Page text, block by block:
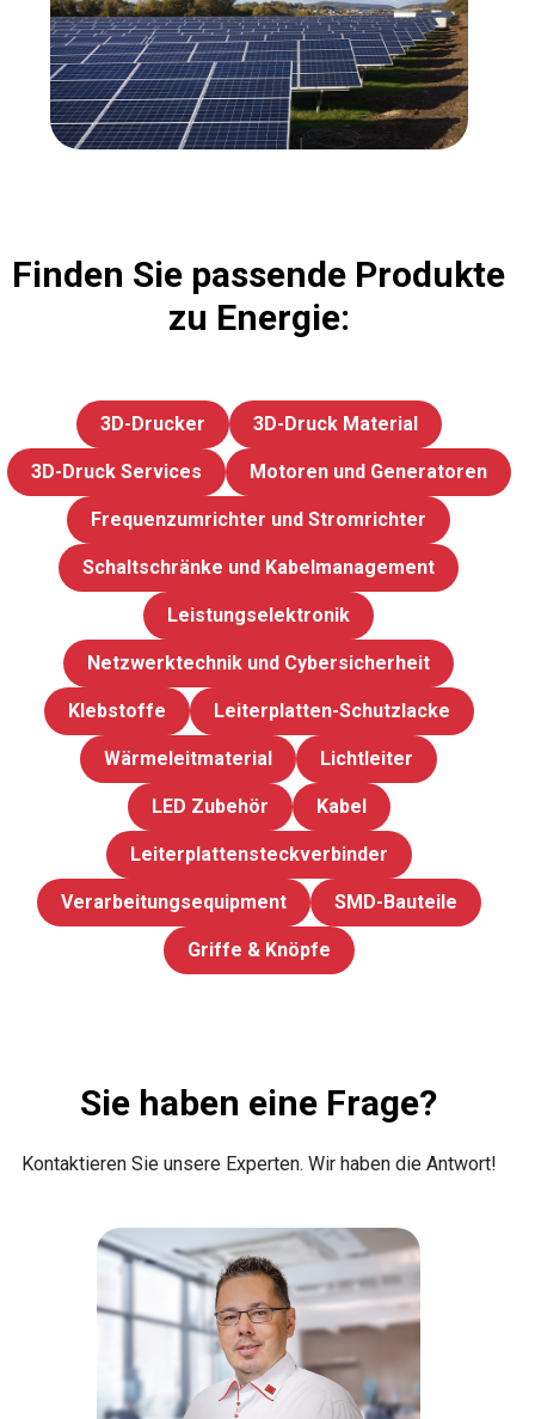
Finden Sie passende Produkte
zu Energie:
3D-Drucker 3D-Druck Material
3D-Druck Services Motoren und Generatoren
Frequenzumrichter und Stromrichter
Schaltschränke und Kabelmanagement
Leistungselektronik
Netzwerktechnik und Cybersicherheit
Klebstoffe Leiterplatten-Schutzlacke
Wärmeleitmaterial Lichtleiter
LED Zubehör Kabel
Leiterplattensteckverbinder
Verarbeitungsequipment SMD-Bauteile
Griffe & Knöpfe
Sie haben eine Frage?
Kontaktieren Sie unsere Experten. Wir haben die Antwort!